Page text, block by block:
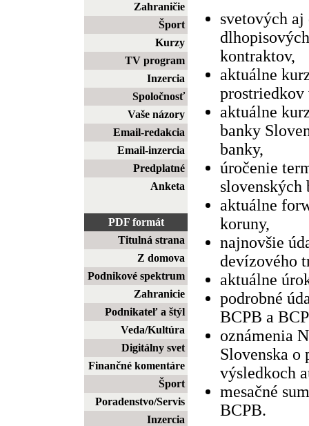
Zahraničie
Šport
Kurzy
TV program
Inzercia
Spoločnosť
Vaše názory
Email-redakcia
Email-inzercia
Predplatné
Anketa
PDF formát
Titulná strana
Z domova
Podnikové spektrum
Zahranicie
Podnikateľ a štýl
Veda/Kultúra
Digitálny svet
Finančné komentáre
Šport
Poradenstvo/Servis
Inzercia
svetových
kontraktov,
aktuálne
prostriedkov
aktuálne
banky
banky,
úročenie
slovenských
aktuálne
koruny,
najnovšie
devízového
aktuálne
podrobné
BCPB a
oznámenia
Slovenska o
výsledkoch
mesačné
BCPB.